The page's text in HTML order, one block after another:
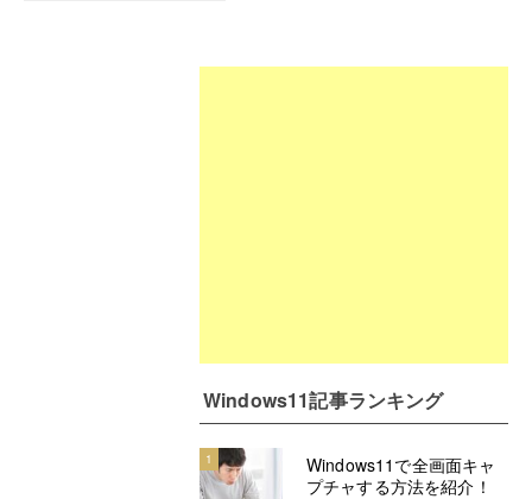
Windows11記事ランキング
1
Windows11で全画面キャ
プチャする方法を紹介！